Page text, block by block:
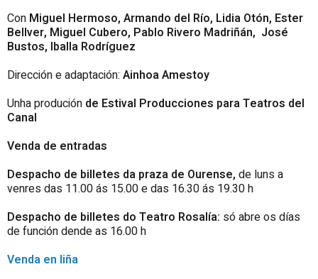
Con Miguel Hermoso, Armando del Río, Lidia Otón, Ester
Bellver, Miguel Cubero, Pablo Rivero Madriñán, José
Bustos, Iballa Rodríguez
Dirección e adaptación: Ainhoa Amestoy
Unha produción de Estival Producciones para Teatros del
Canal
Venda de entradas
Despacho de billetes da praza de Ourense, de luns a
venres das 11.00 ás 15.00 e das 16.30 ás 19.30 h
Despacho de billetes do Teatro Rosalía: só abre os días
de función dende as 16.00 h
Venda en liña